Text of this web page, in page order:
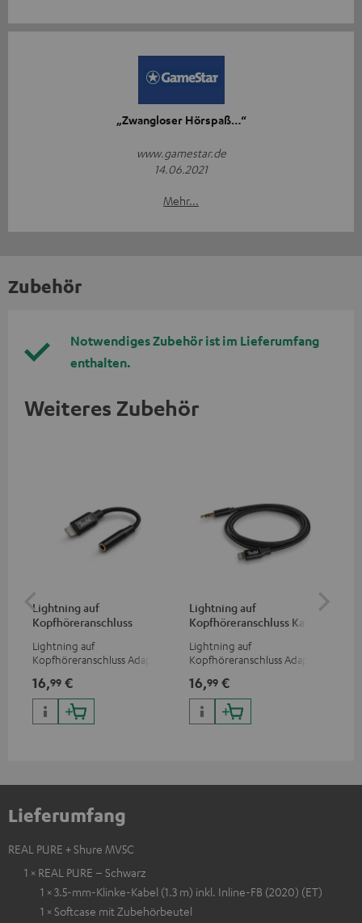
„Zwangloser Hörspaß…“
www.gamestar.de
14.06.2021
Mehr...
Zubehör
Notwendiges Zubehör ist im Lieferumfang
enthalten.
Weiteres Zubehör
Lightning auf
Kopfhöreranschluss
Lightning auf
Kopfhöreranschluss Adapter
Kopfhörern, Kabeln oder
Audiogeräten mit 3,5-mm-
Klinkenstecker an iPhone,
iPad, iPod etc., MFI zertfiziert,
16,99 €
Lightning auf
Kopfhöreranschluss Kabel
Lightning auf
Kopfhöreranschluss Adapter
Kopfhörern (mit
abnehmbarem Kabel) an
iPhone, iPad, iPod etc., oder
zum Anschluss an
16,99 €
Lieferumfang
REAL PURE + Shure MV5C
1 × REAL PURE – Schwarz
1 × 3.5-mm-Klinke-Kabel (1.3 m) inkl. Inline-FB (2020) (ET)
1 × Softcase mit Zubehörbeutel